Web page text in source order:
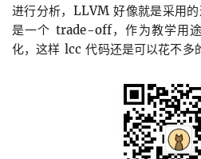
进行分析，LLVM 好像就是采用
是一个 trade-off，作为教学用
化，这样 lcc 代码还是可以花不多